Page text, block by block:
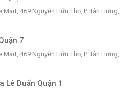
469 Nguyễn Hữu Thọ, P. Tân Hưng,
7
469 Nguyễn Hữu Thọ, P. Tân Hưng,
Lê Duẩn Quận 1